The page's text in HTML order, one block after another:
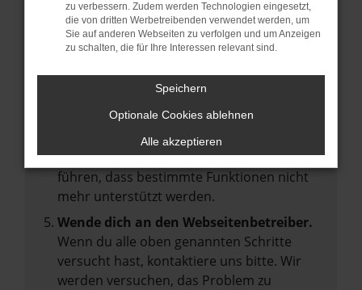
Starte dein Gerät neu.
Das kann manchmal helfen,
vorübergehende Probleme zu beheben.
Stelle sicher, dass dein Browser und dein
Betriebssystem auf dem neuesten Stand
Veraltete Software birgt nicht nur ein
Sicherheitsrisiko, sondern kann auch dazu
führen, dass bestimmte Funktionen nicht
mehr unterstützt werden.
Wende dich an den Webseitenbetreiber.
Wenn du alle oben genannten Schritte
versucht hast, kontaktiere uns bitte. Wir
werden versuchen, das Problem zu
zu verbessern. Zudem werden Technologien eingesetzt,
die von dritten Werbetreibenden verwendet werden, um
Sie auf anderen Webseiten zu verfolgen und um Anzeigen
zu schalten, die für Ihre Interessen relevant sind.
Speichern
Optionale Cookies ablehnen
Alle akzeptieren